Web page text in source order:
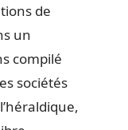
de
un
compilé
sociétés